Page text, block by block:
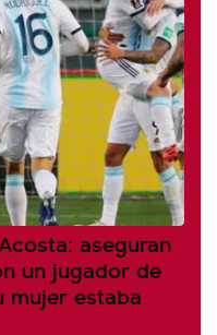
aseguran
un jugador de
mujer estaba